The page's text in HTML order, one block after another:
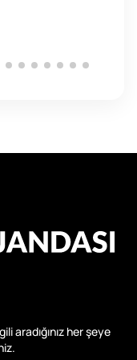
aradığınız her şeye